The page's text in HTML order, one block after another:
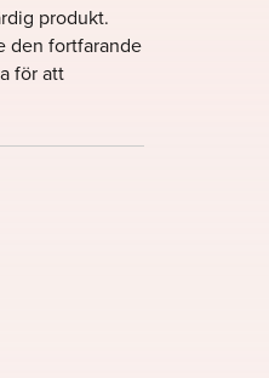
produkt.
den fortfarande
för att